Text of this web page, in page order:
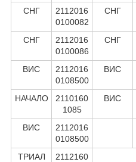
СНГ
2112016
0100082
СНГ
СНГ
2112016
0100086
СНГ
ВИС
2112016
0108500
ВИС
НАЧАЛО
2110160
1085
ВИС
ВИС
2112016
0108500
ТРИАЛ
2112160